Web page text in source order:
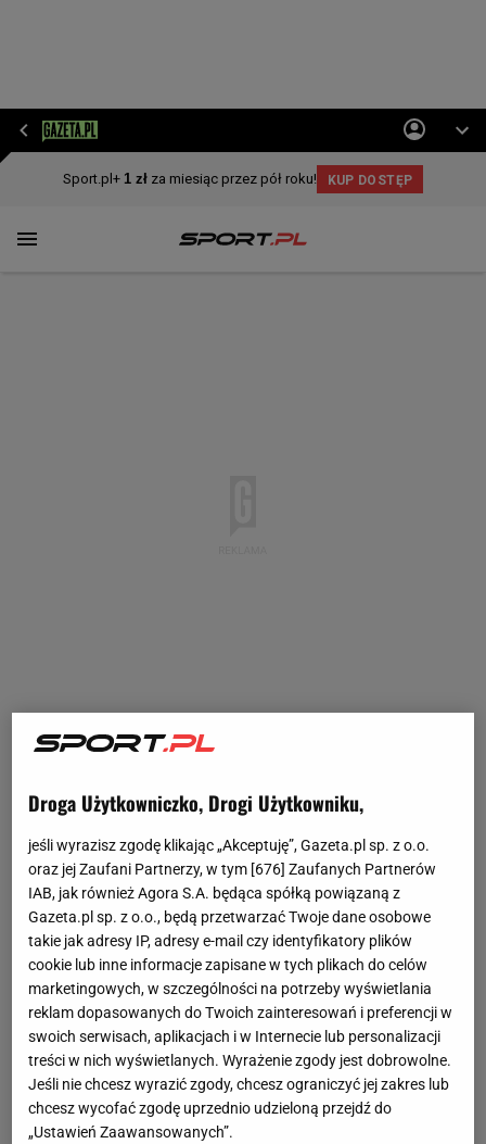
Droga Użytkowniczko, Drogi Użytkowniku,
jeśli wyrazisz zgodę klikając „Akceptuję”, Gazeta.pl sp. z o.o.
oraz jej Zaufani Partnerzy, w tym [676] Zaufanych Partnerów
IAB, jak również Agora S.A. będąca spółką powiązaną z
Gazeta.pl sp. z o.o., będą przetwarzać Twoje dane osobowe
takie jak adresy IP, adresy e-mail czy identyfikatory plików
cookie lub inne informacje zapisane w tych plikach do celów
marketingowych, w szczególności na potrzeby wyświetlania
reklam dopasowanych do Twoich zainteresowań i preferencji w
swoich serwisach, aplikacjach i w Internecie lub personalizacji
treści w nich wyświetlanych. Wyrażenie zgody jest dobrowolne.
Jeśli nie chcesz wyrazić zgody, chcesz ograniczyć jej zakres lub
chcesz wycofać zgodę uprzednio udzieloną przejdź do
„Ustawień Zaawansowanych”.